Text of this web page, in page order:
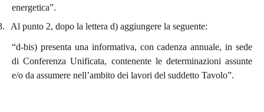
energetica”.
Al punto 2, dopo la lettera d) aggiungere la seguente:
“d-bis) presenta una informativa, con cadenza annuale, in sede
di Conferenza Unificata, contenente le determinazioni assunte
e/o da assumere nell’ambito dei lavori del suddetto Tavolo”.